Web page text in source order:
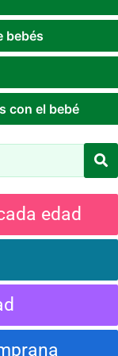
bebés
con el bebé
edad